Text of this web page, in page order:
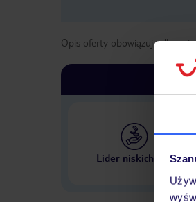
Opis oferty obowiązuje dla
Lider niskich cen